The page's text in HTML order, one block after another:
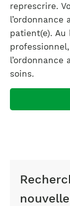
represcrire.
patient(e).
l’ordonnance
soins.